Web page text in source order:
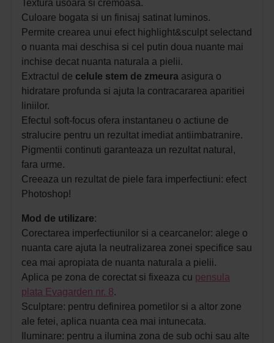
Textura usoara si cremoasa.
Culoare bogata si un finisaj satinat luminos.
Permite crearea unui efect highlight&sculpt selectand
o nuanta mai deschisa si cel putin doua nuante mai
inchise decat nuanta naturala a pielii.
Extractul de celule stem de zmeura asigura o
hidratare profunda si ajuta la contracararea aparitiei
liniilor.
Efectul soft-focus ofera instantaneu o actiune de
stralucire pentru un rezultat imediat antiimbatranire.
Pigmentii continuti garanteaza un rezultat natural,
fara urme.
Creeaza un rezultat de piele fara imperfectiuni: efect
Photoshop!
Mod de utilizare:
Corectarea imperfectiunilor si a cearcanelor: alege o
nuanta care ajuta la neutralizarea zonei specifice sau
cea mai apropiata de nuanta naturala a pielii.
Aplica pe zona de corectat si fixeaza cu pensula
plata Evagarden nr. 8.
Sculptare: pentru definirea pometilor si a altor zone
ale fetei, aplica nuanta cea mai intunecata.
Iluminare: pentru a ilumina zona de sub ochi sau alte